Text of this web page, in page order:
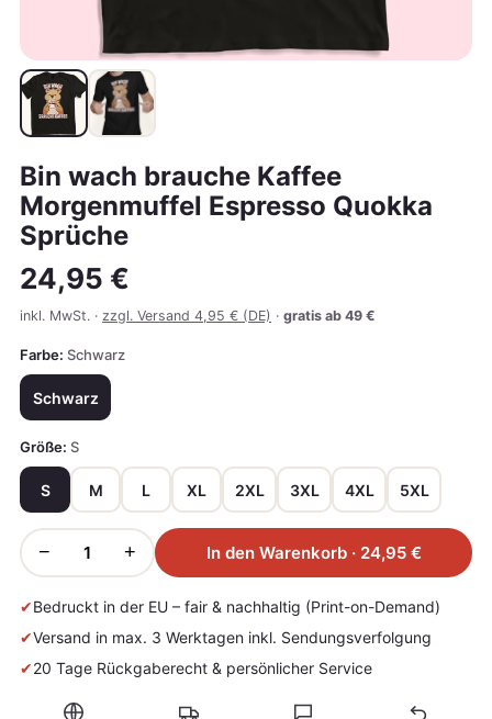
Bin wach brauche Kaffee
Morgenmuffel Espresso Quokka
Sprüche
24,95 €
inkl. MwSt. · zzgl. Versand 4,95 € (DE) · gratis ab 49 €
Farbe: Schwarz
Schwarz
Größe: S
S M L XL 2XL 3XL 4XL 5XL
− + In den Warenkorb · 24,95 €
✔Bedruckt in der EU – fair & nachhaltig (Print-on-Demand)
✔Versand in max. 3 Werktagen inkl. Sendungsverfolgung
✔20 Tage Rückgaberecht & persönlicher Service